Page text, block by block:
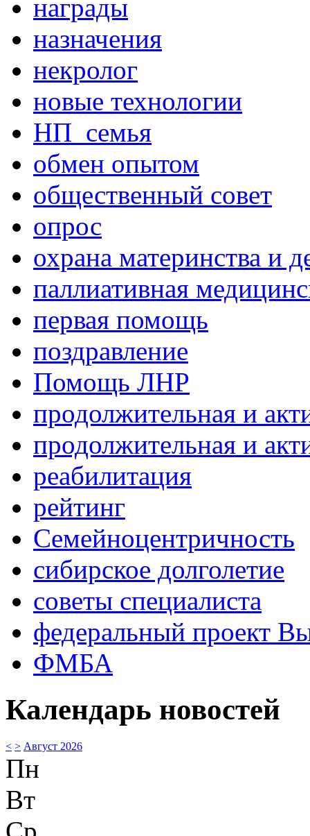
награды
назначения
некролог
новые технологии
НП_семья
обмен опытом
общественный совет
опрос
охрана материнства и
паллиативная
первая помощь
поздравление
Помощь ЛНР
продолжительная и
продолжительная и
реабилитация
рейтинг
Семейноцентричность
сибирское долголетие
советы специалиста
федеральный проект
ФМБА
Календарь новостей
< > Август 2026
Пн
Вт